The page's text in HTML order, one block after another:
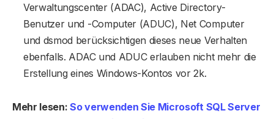
Verwaltungscenter (ADAC), Active Directory-
Benutzer und -Computer (ADUC), Net Computer
und dsmod berücksichtigen dieses neue Verhalten
ebenfalls. ADAC und ADUC erlauben nicht mehr die
Erstellung eines Windows-Kontos vor 2k.
Mehr lesen:So verwenden Sie Microsoft SQL Server